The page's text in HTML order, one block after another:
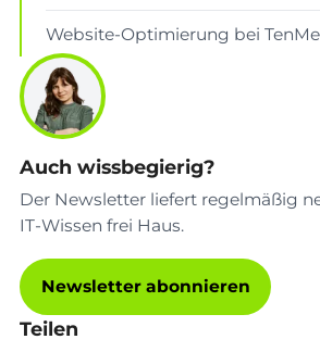
Website-Optimierung bei
Auch wissbegierig?
Der Newsletter liefert regelmäßig
IT-Wissen frei Haus.
Newsletter abonnieren
Teilen